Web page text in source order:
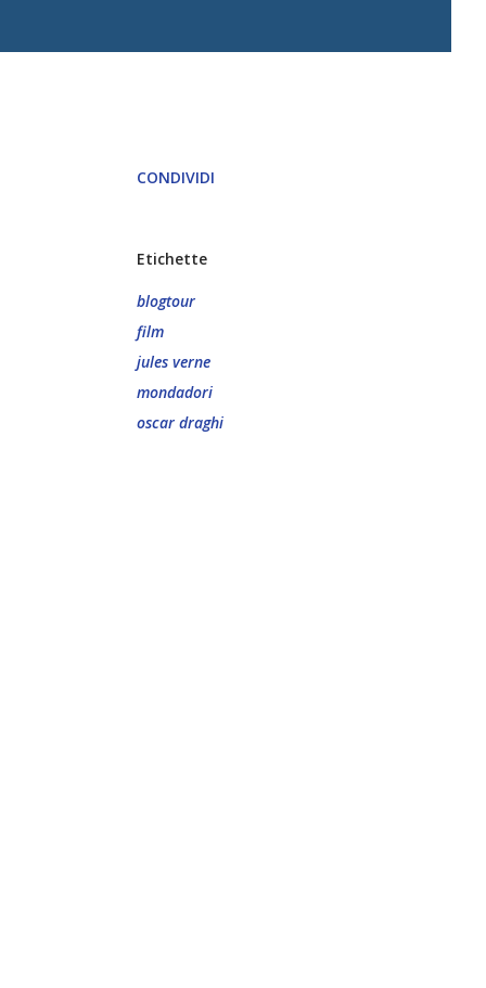
CONDIVIDI
Etichette
blogtour
film
jules verne
mondadori
oscar draghi